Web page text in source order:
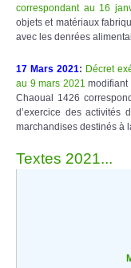
correspondant au 16
objets et matériaux
avec les denrées
17 Mars 2021: Décret
au 9 mars 2021 modifiant
Chaoual 1426
d’exercice des activités
marchandises destinés à
Textes 2021...